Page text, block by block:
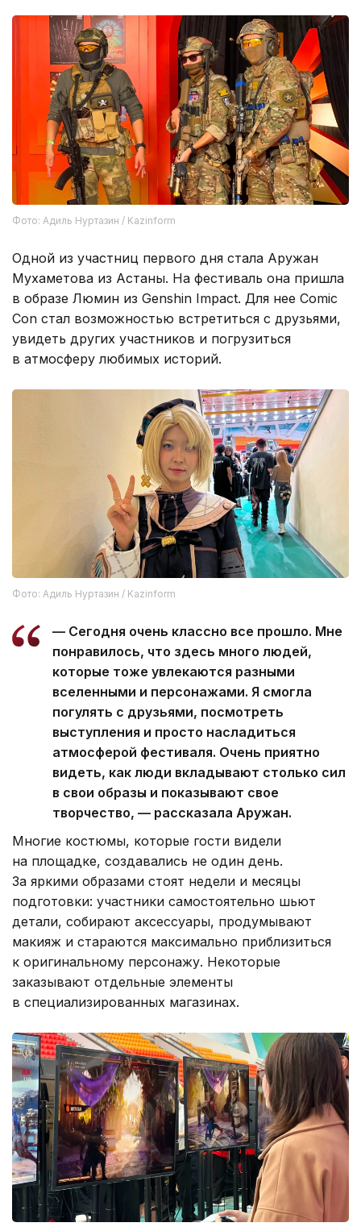
Фото: Адиль Нуртазин / Kazinform
Одной из участниц первого дня стала Аружан
Мухаметова из Астаны. На фестиваль она пришла
в образе Люмин из Genshin Impact. Для нее Comic
Con стал возможностью встретиться с друзьями,
увидеть других участников и погрузиться
в атмосферу любимых историй.
Фото: Адиль Нуртазин / Kazinform
— Сегодня очень классно все прошло. Мне
понравилось, что здесь много людей,
которые тоже увлекаются разными
вселенными и персонажами. Я смогла
погулять с друзьями, посмотреть
выступления и просто насладиться
атмосферой фестиваля. Очень приятно
видеть, как люди вкладывают столько сил
в свои образы и показывают свое
творчество, — рассказала Аружан.
Многие костюмы, которые гости видели
на площадке, создавались не один день.
За яркими образами стоят недели и месяцы
подготовки: участники самостоятельно шьют
детали, собирают аксессуары, продумывают
макияж и стараются максимально приблизиться
к оригинальному персонажу. Некоторые
заказывают отдельные элементы
в специализированных магазинах.